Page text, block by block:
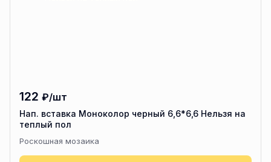
122 ₽/шт
Нап. вставка Моноколор черный 6,6*6,6 Нельзя на
теплый пол
Роскошная мозаика